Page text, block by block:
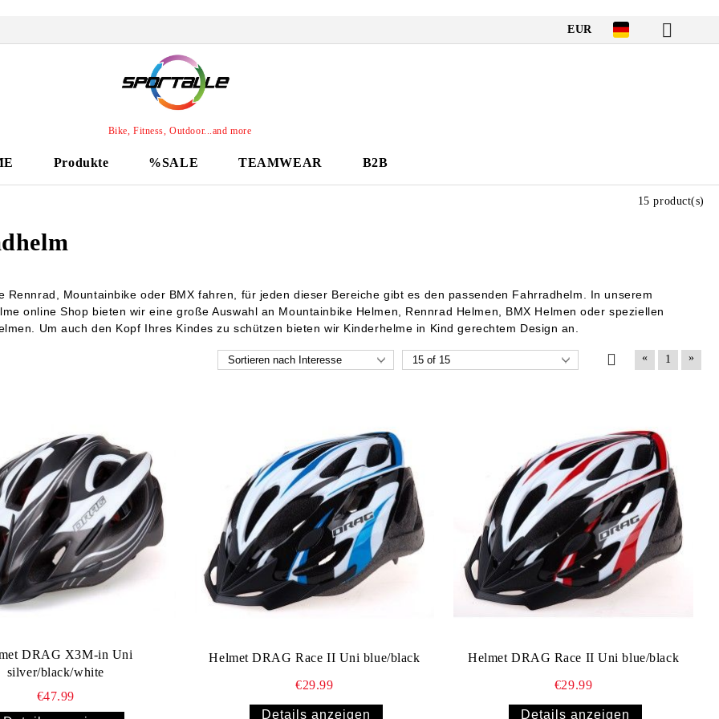
EUR
Bike, Fitness, Outdoor...and more
Produkte %SALE TEAMWEAR B2B
Rennrad, Mountainbike oder BMX fahren, für jeden dieser Bereiche gibt es den passenden Fahrradhelm. In unserem
online Shop bieten wir eine große Auswahl an Mountainbike Helmen, Rennrad Helmen, BMX Helmen oder speziellen
Um auch den Kopf Ihres Kindes zu schützen bieten wir Kinderhelme in Kind gerechtem Design an.
15 product(s)
« 1 »
DRAG X3M-in Uni
silver/black/white
€47.99
Helmet DRAG Race II Uni blue/black
€29.99
Details anzeigen
Helmet DRAG Race II Uni blue/black
€29.99
Details anzeigen